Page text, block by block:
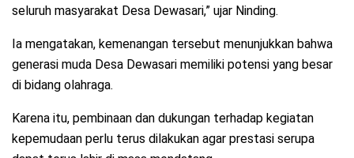
seluruh masyarakat Desa Dewasari,” ujar Ninding.
Ia mengatakan, kemenangan tersebut menunjukkan bahwa
generasi muda Desa Dewasari memiliki potensi yang besar
di bidang olahraga.
Karena itu, pembinaan dan dukungan terhadap kegiatan
kepemudaan perlu terus dilakukan agar prestasi serupa